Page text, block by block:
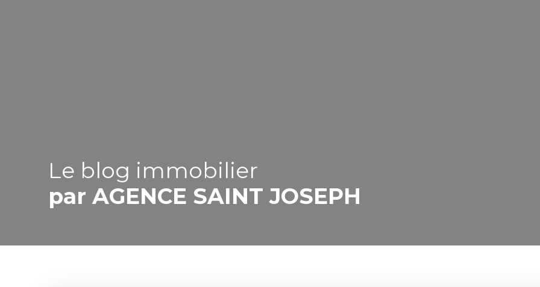
Le blog immobilier
par AGENCE SAINT JOSEPH